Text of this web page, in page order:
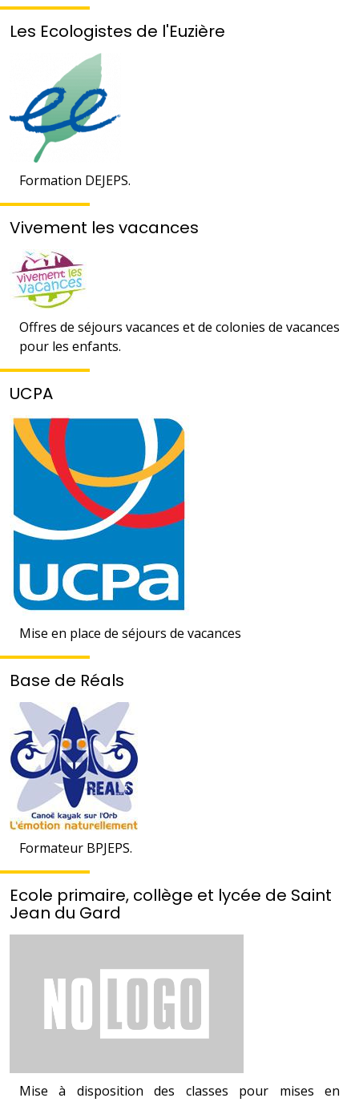
Les Ecologistes de l'Euzière
Formation DEJEPS.
Vivement les vacances
Offres de séjours vacances et de colonies de vacances
pour les enfants.
UCPA
Mise en place de séjours de vacances
Base de Réals
Formateur BPJEPS.
Ecole primaire, collège et lycée de Saint
Jean du Gard
Mise à disposition des classes pour mises en